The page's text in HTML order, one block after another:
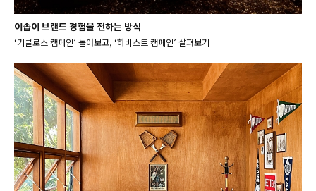
이솝이 브랜드 경험을 전하는 방식
‘키클로스 캠페인’ 돌아보고, ‘하비스트 캠페인’ 살펴보기